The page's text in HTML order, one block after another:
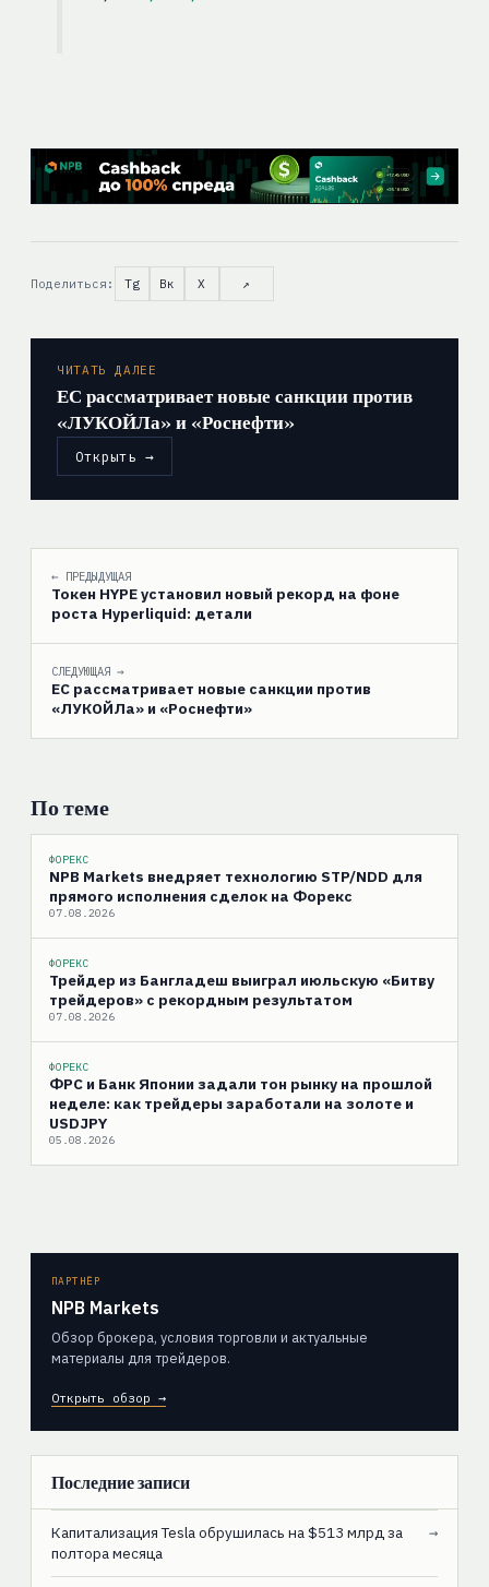
Поделиться: Tg Вк X ↗
ЧИТАТЬ ДАЛЕЕ
ЕС рассматривает новые санкции против
«ЛУКОЙЛа» и «Роснефти»
Открыть →
← ПРЕДЫДУЩАЯ
Токен HYPE установил новый рекорд на фоне
роста Hyperliquid: детали
СЛЕДУЮЩАЯ →
ЕС рассматривает новые санкции против
«ЛУКОЙЛа» и «Роснефти»
По теме
ФОРЕКС
NPB Markets внедряет технологию STP/NDD для
прямого исполнения сделок на Форекс
07.08.2026
ФОРЕКС
Трейдер из Бангладеш выиграл июльскую «Битву
трейдеров» с рекордным результатом
07.08.2026
ФОРЕКС
ФРС и Банк Японии задали тон рынку на прошлой
неделе: как трейдеры заработали на золоте и
USDJPY
05.08.2026
ПАРТНЁР
NPB Markets
Обзор брокера, условия торговли и актуальные
материалы для трейдеров.
Открыть обзор →
Последние записи
Капитализация Tesla обрушилась на $513 млрд за
полтора месяца
→